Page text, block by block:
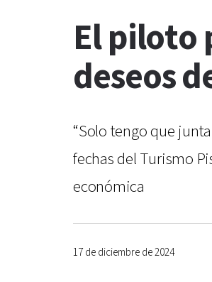
El piloto
deseos
“Solo tengo que
fechas del Turismo
económica
17 de diciembre de 2024